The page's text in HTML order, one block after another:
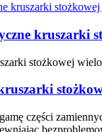
kruszarki
części